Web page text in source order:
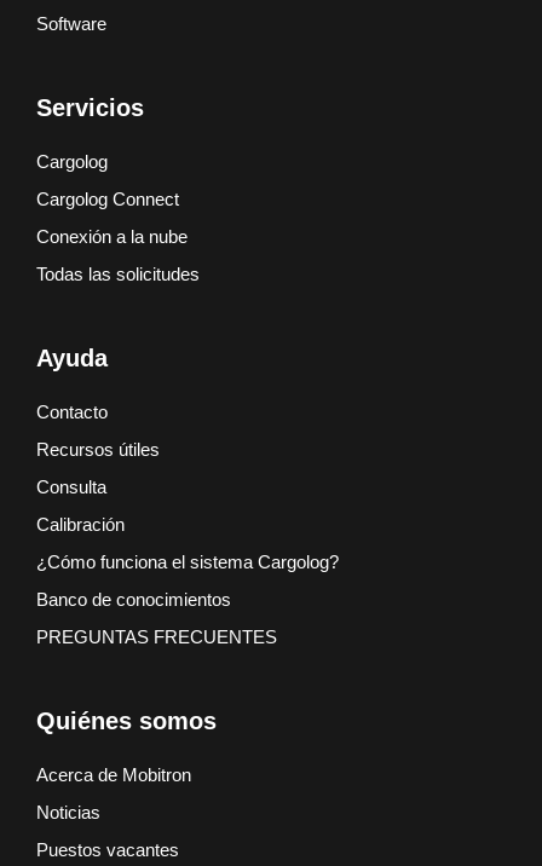
Software
Servicios
Cargolog
Cargolog Connect
Conexión a la nube
Todas las solicitudes
Ayuda
Contacto
Recursos útiles
Consulta
Calibración
¿Cómo funciona el sistema Cargolog?
Banco de conocimientos
PREGUNTAS FRECUENTES
Quiénes somos
Acerca de Mobitron
Noticias
Puestos vacantes